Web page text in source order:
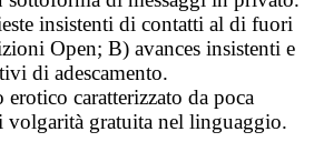
insistenti di contatti al di fuori
Open; B) avances insistenti e
di adescamento.
erotico caratterizzato da poca
volgarità gratuita nel linguaggio.